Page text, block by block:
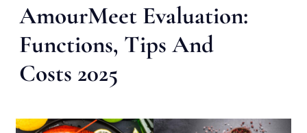
AmourMeet Evaluation:
Functions, Tips And
Costs 2025